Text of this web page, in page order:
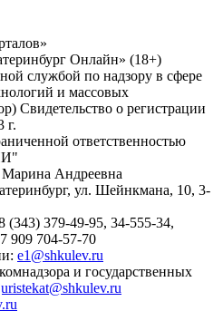
Онлайн» (18+)
службой по надзору в сфере
и массовых
Свидетельство о регистрации
г.
ответственностью
Марина Андреевна
ул. Шейнкмана, 10, 3-
(343) 379-49-95, 34-555-34,
909 704-57-70
e1@shkulev.ru
и государственных